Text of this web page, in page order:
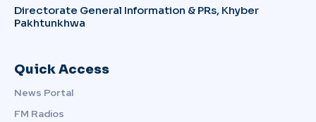
Directorate General Information & PRs, Khyber
Pakhtunkhwa
Quick Access
News Portal
FM Radios